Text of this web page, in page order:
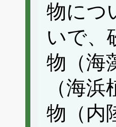
物につ
いで、
物（海
（海
物（内